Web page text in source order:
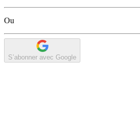
Ou
S’abonner avec Google